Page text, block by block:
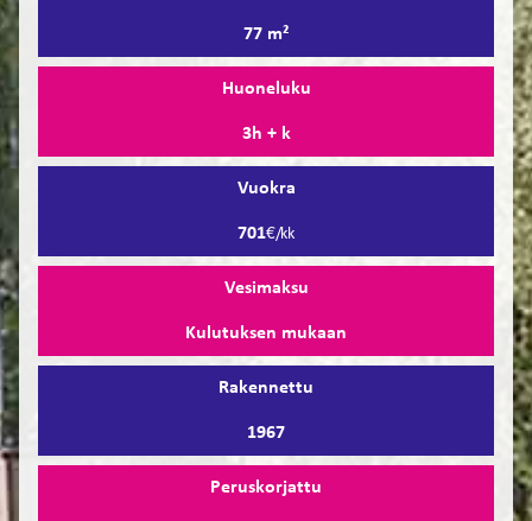
77 m²
Huoneluku
3h + k
Vuokra
701€/kk
Vesimaksu
Kulutuksen mukaan
Rakennettu
1967
Peruskorjattu